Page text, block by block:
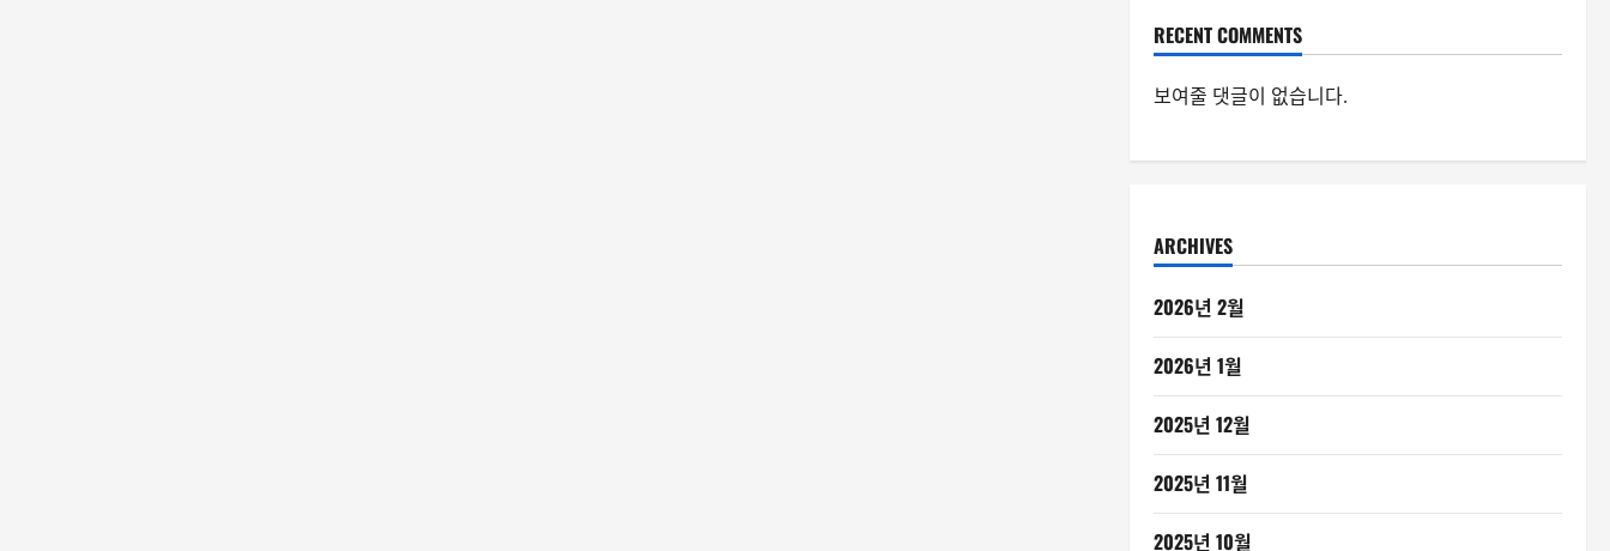
RECENT COMMENTS
보여줄 댓글이 없습니다.
ARCHIVES
2026년 2월
2026년 1월
2025년 12월
2025년 11월
2025년 10월